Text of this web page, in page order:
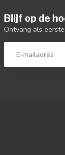
Blijf op de
Ontvang als